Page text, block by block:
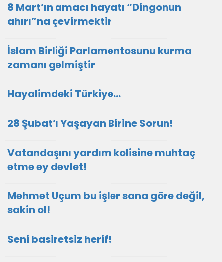
8 Mart’ın amacı hayatı “Dingonun
ahırı”na çevirmektir
İslam Birliği Parlamentosunu kurma
zamanı gelmiştir
Hayalimdeki Türkiye…
28 Şubat’ı Yaşayan Birine Sorun!
Vatandaşını yardım kolisine muhtaç
etme ey devlet!
Mehmet Uçum bu işler sana göre değil,
sakin ol!
Seni basiretsiz herif!